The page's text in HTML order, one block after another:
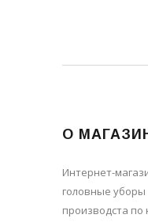
О
Интернет-
головные уборы
производста по